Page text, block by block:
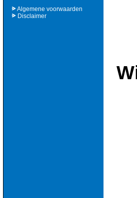
Algemene voorwaarden
Disclaimer